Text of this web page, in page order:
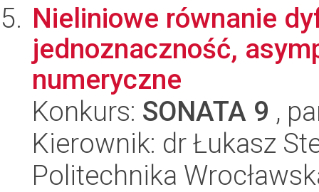
Nieliniowe równanie
jednoznaczność,
numeryczne
Konkurs: SONATA 9 ,
Kierownik: dr Łukasz
Politechnika